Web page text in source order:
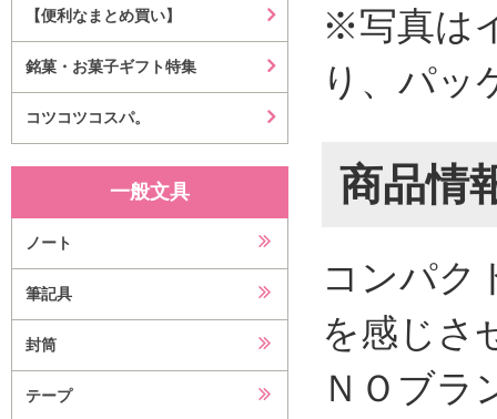
【便利なまとめ買い】
銘菓・お菓子ギフト特集
コツコツコスパ。
一般文具
ノート
筆記具
封筒
テープ
※写真は
り、パッ
商品情
コンパク
を感じさ
ＮＯブラ